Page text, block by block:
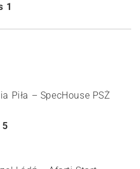
1
Piła – SpecHouse PSŻ
5